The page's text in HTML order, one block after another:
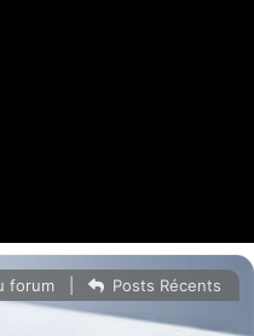
forum Posts Récents